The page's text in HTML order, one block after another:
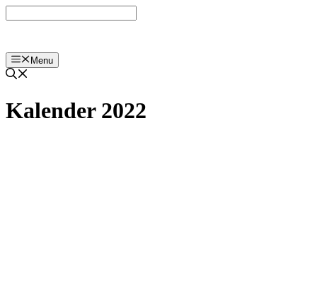
ke
Menu
Kalender 2022